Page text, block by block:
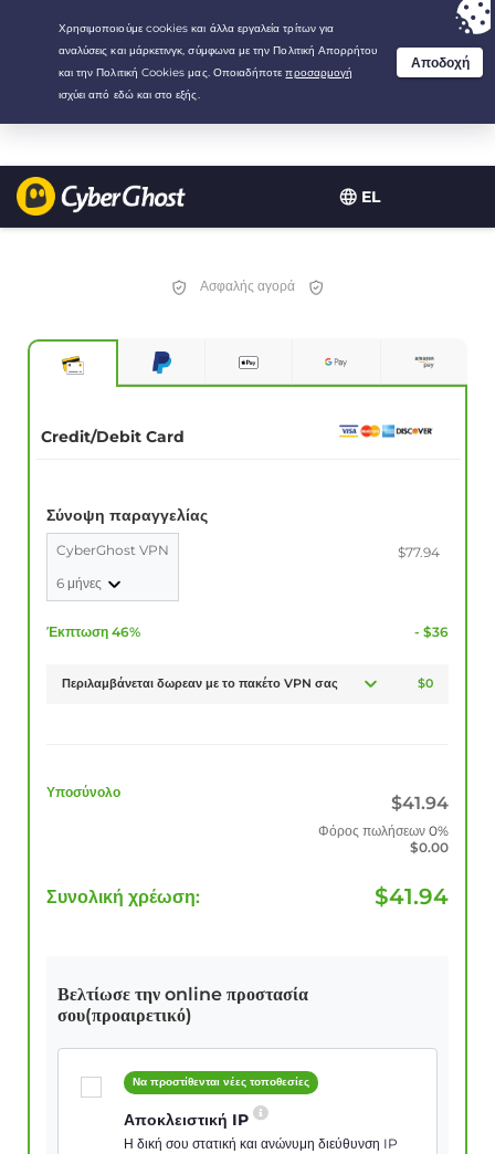
EL
Your choice:The Best Dealfor 2.1666666666667-years at $
/month
Ασφαλής αγορά
Credit/Debit Card
Σύνοψη παραγγελίας
CyberGhost VPN
6 μήνες
$77.94
Έκπτωση 46% - $36
Περιλαμβάνεται δωρεαν με το πακέτο VPN σας $0
Υποσύνολο
$41.94
Φόρος πωλήσεων 0%
$0.00
Συνολική χρέωση: $41.94
Βελτίωσε την online προστασία
σου(προαιρετικό)
Να προστίθενται νέες τοποθεσίες
Αποκλειστική IP
Η δική σου στατική και ανώνυμη διεύθυνση IP